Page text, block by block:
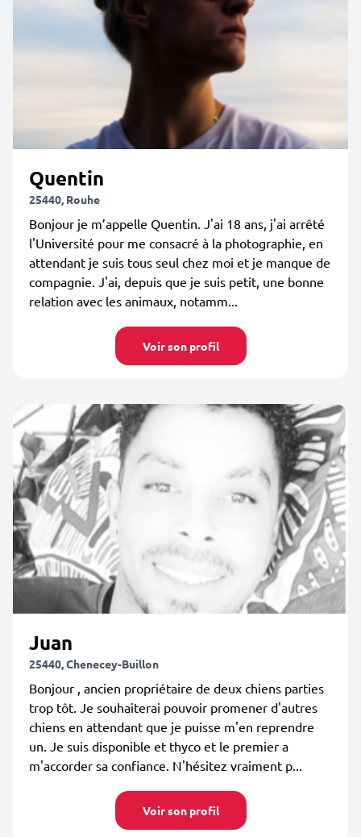
Quentin
25440, Rouhe
Bonjour je m’appelle Quentin. J'ai 18 ans, j'ai arrêté
l'Université pour me consacré à la photographie, en
attendant je suis tous seul chez moi et je manque de
compagnie. J'ai, depuis que je suis petit, une bonne
relation avec les animaux, notamm...
Voir son profil
Juan
25440, Chenecey-Buillon
Bonjour , ancien propriétaire de deux chiens parties
trop tôt. Je souhaiterai pouvoir promener d'autres
chiens en attendant que je puisse m'en reprendre
un. Je suis disponible et thyco et le premier a
m'accorder sa confiance. N'hésitez vraiment p...
Voir son profil